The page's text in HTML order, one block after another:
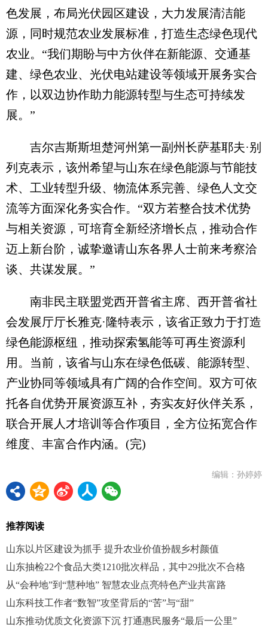
色发展，布局光伏园区建设，大力发展清洁能
源，同时规范农业发展标准，打造生态绿色现代
农业。“我们期盼与中方伙伴在新能源、交通基
建、绿色农业、光伏电站建设等领域开展务实合
作，以双边协作助力能源转型与生态可持续发
展。”
吉尔吉斯斯坦楚河州第一副州长萨基耶夫·别
列克表示，该州希望与山东在绿色能源与节能技
术、工业转型升级、物流体系完善、绿色人文交
流等方面深化务实合作。“双方若整合技术优势
与相关资源，可培育全新经济增长点，推动合作
迈上新台阶，诚挚邀请山东各界人士前来考察洽
谈、共谋发展。”
南非民主联盟党西开普省主席、西开普省社
会发展厅厅长雅克·隆特表示，该省正致力于打造
绿色能源枢纽，推动探索氢能等可再生资源利
用。当前，该省与山东在绿色低碳、能源转型、
产业协同等领域具有广阔的合作空间。双方可依
托各自优势开展资源互补，夯实友好伙伴关系，
联合开展人才培训等合作项目，全方位拓宽合作
维度、丰富合作内涵。(完)
编辑：孙婷婷
推荐阅读
山东以片区建设为抓手 提升农业价值扮靓乡村颜值
山东抽检22个食品大类1210批次样品，其中29批次不合格
从“会种地”到“慧种地” 智慧农业点亮特色产业共富路
山东科技工作者“数智”攻坚背后的“苦”与“甜”
山东推动优质文化资源下沉 打通惠民服务“最后一公里”